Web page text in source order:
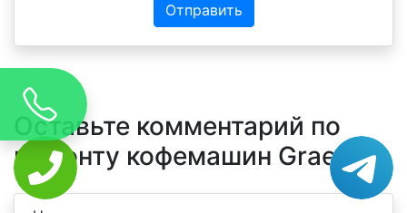
Отправить
Оставьте комментарий по
ремонту кофемашин Graef